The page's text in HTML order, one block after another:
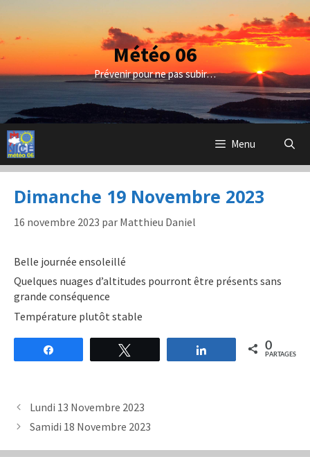
contenu
Météo 06
Prévenir pour ne pas subir…
Menu
Dimanche 19 Novembre 2023
16 novembre 2023 par Matthieu Daniel
Belle journée ensoleillé
Quelques nuages d’altitudes pourront être présents sans
grande conséquence
Température plutôt stable
Partagez 0
PARTAGES
Lundi 13 Novembre 2023
Samidi 18 Novembre 2023